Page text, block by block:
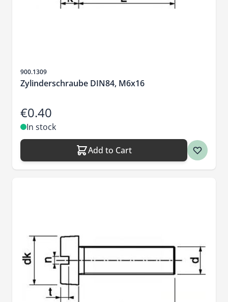
Sku
900.1309
Zylinderschraube DIN84, M6x16
€0.40
In stock
Add to Cart